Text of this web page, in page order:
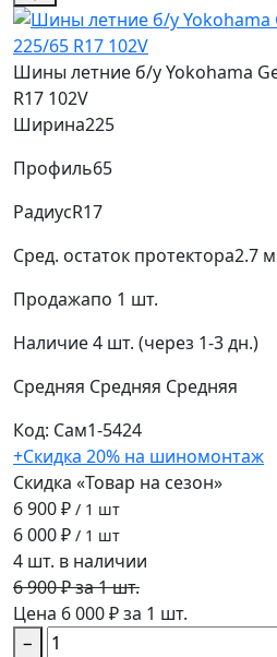
Шины летние б/у Yokohama
R17 102V
Ширина225
Профиль65
РадиусR17
Сред. остаток протектора2.7
Продажапо 1 шт.
Наличие4 шт. (через 1-3 дн.)
Средняя Средняя Средняя
Код: Сам1-5424
+Скидка 20% на шиномонтаж
Скидка «Товар на сезон»
6 900 ₽ / 1 шт
6 000 ₽ / 1 шт
4 шт. в наличии
6 900 ₽ за 1 шт.
Цена 6 000 ₽ за 1 шт.
−